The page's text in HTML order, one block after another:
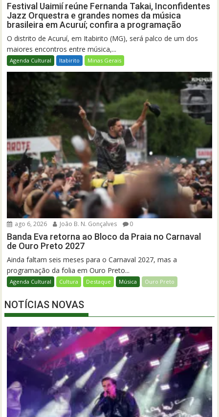
Festival Uaimií reúne Fernanda Takai, Inconfidentes
Jazz Orquestra e grandes nomes da música
brasileira em Acuruí; confira a programação
O distrito de Acuruí, em Itabirito (MG), será palco de um dos
maiores encontros entre música,...
Agenda Cultural Itabirito Minas Gerais
ago 6, 2026 João B. N. Gonçalves 0
Banda Eva retorna ao Bloco da Praia no Carnaval
de Ouro Preto 2027
Ainda faltam seis meses para o Carnaval 2027, mas a
programação da folia em Ouro Preto...
Agenda Cultural Cultura Destaque Música Ouro Preto
NOTÍCIAS NOVAS